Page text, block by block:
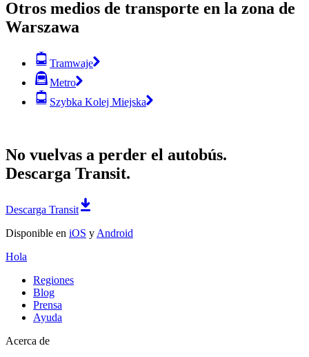
Otros medios de transporte en la zona de
Warszawa
Tramwaje
Metro
Szybka Kolej Miejska
No vuelvas a perder el autobús.
Descarga Transit.
Descarga Transit
Disponible en iOS y Android
Hola
Regiones
Blog
Prensa
Ayuda
Acerca de